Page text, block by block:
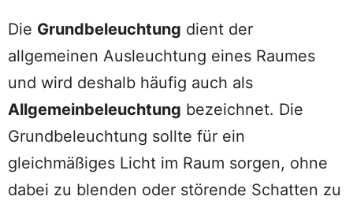
Die Grundbeleuchtung dient der
allgemeinen Ausleuchtung eines Raumes
und wird deshalb häufig auch als
Allgemeinbeleuchtung bezeichnet. Die
Grundbeleuchtung sollte für ein
gleichmäßiges Licht im Raum sorgen, ohne
dabei zu blenden oder störende Schatten zu